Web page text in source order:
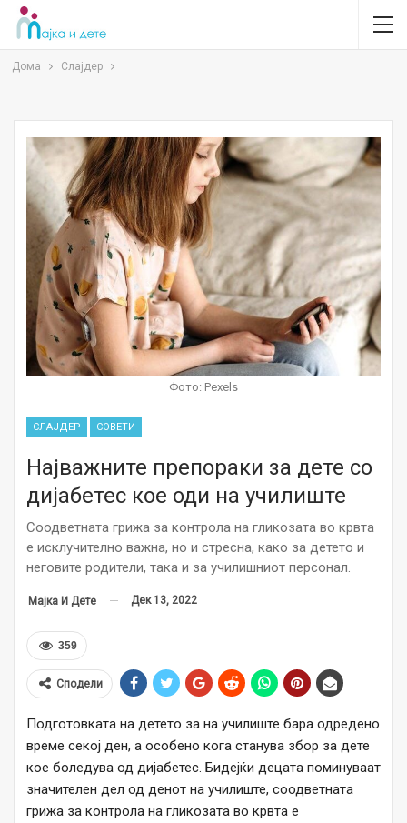
Дома Слајдер
Фото: Pexels
СЛАЈДЕР СОВЕТИ
Најважните препораки за дете со
дијабетес кое оди на училиште
Соодветната грижа за контрола на гликозата во крвта
е исклучително важна, но и стресна, како за детето и
неговите родители, така и за училишниот персонал.
Мајка И Дете Дек 13, 2022
359
Сподели
Подготовката на детето за на училиште бара одредено
време секој ден, а особено кога станува збор за дете
кое боледува од дијабетес. Бидејќи децата поминуваат
значителен дел од денот на училиште, соодветната
грижа за контрола на гликозата во крвта е